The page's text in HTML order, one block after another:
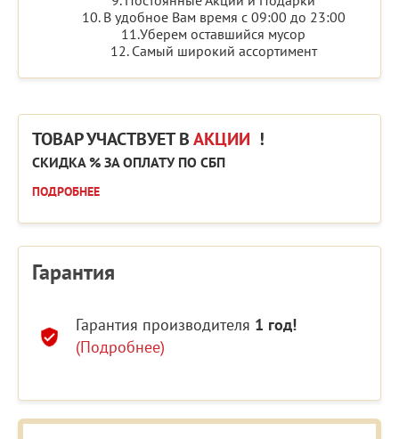
10. В удобное Вам время с 09:00 до 23:00
11.Уберем оставшийся мусор
12. Самый широкий ассортимент
ТОВАР УЧАСТВУЕТ ВАКЦИИ !
СКИДКА % ЗА ОПЛАТУ ПО СБП
ПОДРОБНЕЕ
Гарантия
Гарантия производителя 1 год!
(Подробнее)